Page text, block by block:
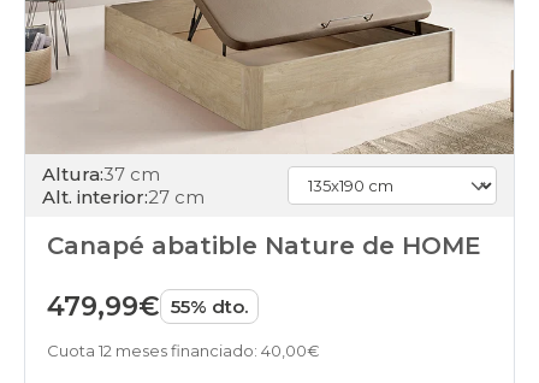
cambria
marron
canapes-
abatibles
cambria
verde
canapes-
abatibles
cambria
canapes-
abatibles
Altura:37 cm
Alt. interior:27 cm
Canapé abatible Nature de HOME
479,99€ 55% dto.
Cuota 12 meses financiado: 40,00€